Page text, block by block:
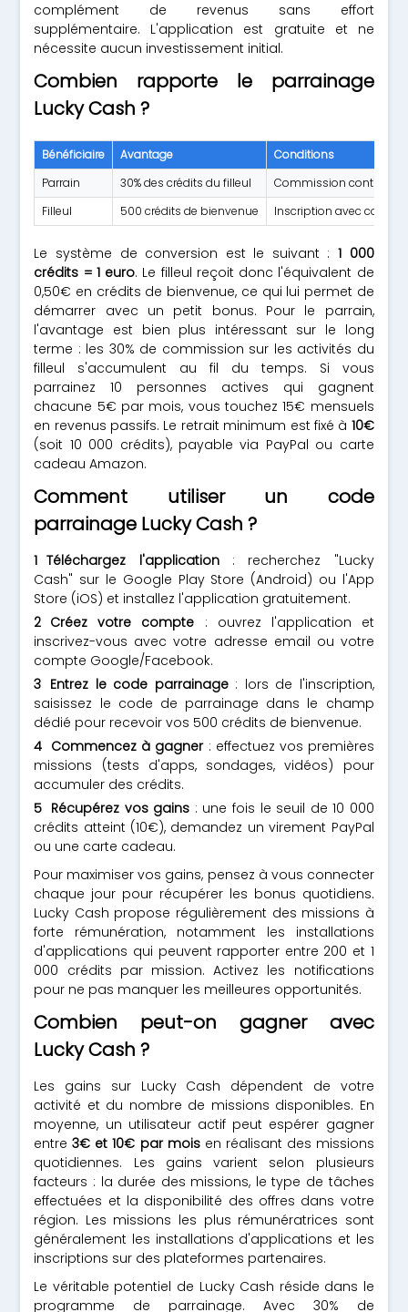
complément de revenus sans effort
supplémentaire. L'application est gratuite et ne
nécessite aucun investissement initial.
Combien rapporte le parrainage
Lucky Cash ?
Bénéficiaire Avantage
Conditions
Parrain
30% des crédits du filleul
Commission continue
Filleul
500 crédits de bienvenue Inscription avec code
Le système de conversion est le suivant :1 000
crédits = 1 euro. Le filleul reçoit donc l'équivalent de
0,50€ en crédits de bienvenue, ce qui lui permet de
démarrer avec un petit bonus. Pour le parrain,
l'avantage est bien plus intéressant sur le long
terme : les 30% de commission sur les activités du
filleul s'accumulent au fil du temps. Si vous
parrainez 10 personnes actives qui gagnent
chacune 5€ par mois, vous touchez 15€ mensuels
en revenus passifs. Le retrait minimum est fixé à 10€
(soit 10 000 crédits), payable via PayPal ou carte
cadeau Amazon.
Comment utiliser un code
parrainage Lucky Cash ?
Téléchargez l'application: recherchez "Lucky
Cash" sur le Google Play Store (Android) ou l'App
Store (iOS) et installez l'application gratuitement.
Créez votre compte : ouvrez l'application et
inscrivez-vous avec votre adresse email ou votre
compte Google/Facebook.
Entrez le code parrainage: lors de l'inscription,
saisissez le code de parrainage dans le champ
dédié pour recevoir vos 500 crédits de bienvenue.
Commencez à gagner: effectuez vos premières
missions (tests d'apps, sondages, vidéos) pour
accumuler des crédits.
Récupérez vos gains : une fois le seuil de 10 000
crédits atteint (10€), demandez un virement PayPal
ou une carte cadeau.
Pour maximiser vos gains, pensez à vous connecter
chaque jour pour récupérer les bonus quotidiens.
Lucky Cash propose régulièrement des missions à
forte rémunération, notamment les installations
d'applications qui peuvent rapporter entre 200 et 1
000 crédits par mission. Activez les notifications
pour ne pas manquer les meilleures opportunités.
Combien peut-on gagner avec
Lucky Cash ?
Les gains sur Lucky Cash dépendent de votre
activité et du nombre de missions disponibles. En
moyenne, un utilisateur actif peut espérer gagner
entre3€ et 10€ par moisen réalisant des missions
quotidiennes. Les gains varient selon plusieurs
facteurs : la durée des missions, le type de tâches
effectuées et la disponibilité des offres dans votre
région. Les missions les plus rémunératrices sont
généralement les installations d'applications et les
inscriptions sur des plateformes partenaires.
Le véritable potentiel de Lucky Cash réside dans le
programme de parrainage. Avec 30% de